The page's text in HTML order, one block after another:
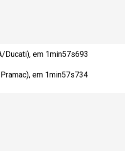
Ducati), em 1min57s693
em 1min57s734